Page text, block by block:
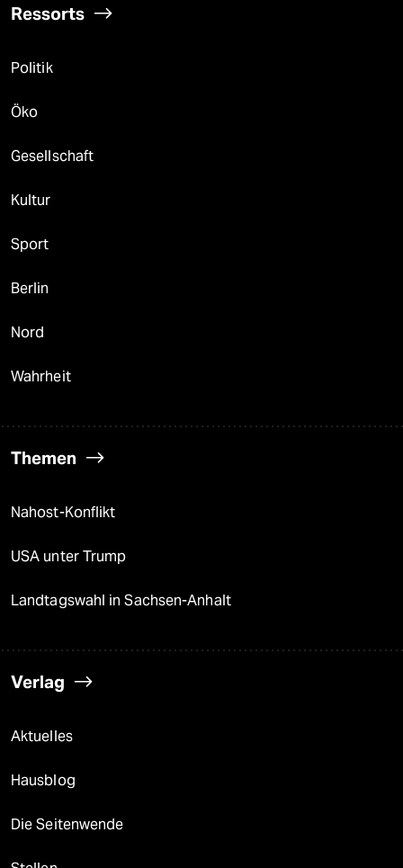
Ressorts
Politik
Öko
Gesellschaft
Kultur
Sport
Berlin
Nord
Wahrheit
Themen
Nahost-Konflikt
USA unter Trump
Landtagswahl in Sachsen-Anhalt
Verlag
Aktuelles
Hausblog
Die Seitenwende